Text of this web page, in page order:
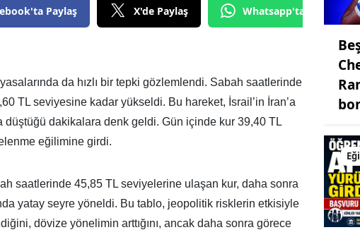
Paylaş X'de Paylaş Whatsapp'tan Gönder
da hızlı bir tepki gözlemlendi. Sabah saatlerinde
TL seviyesine kadar yükseldi. Bu hareket, İsrail’in İran’a
düştüğü dakikalara denk geldi. Gün içinde kur 39,40 TL
eğilimine girdi.
saatlerinde 45,85 TL seviyelerine ulaşan kur, daha sonra
yatay seyre yöneldi. Bu tablo, jeopolitik risklerin etkisiyle
dövize yönelimin arttığını, ancak daha sonra görece